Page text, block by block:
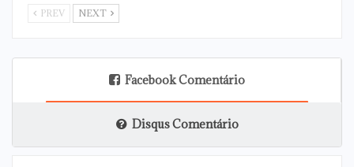
PREV NEXT
Facebook Comentário
Disqus Comentário